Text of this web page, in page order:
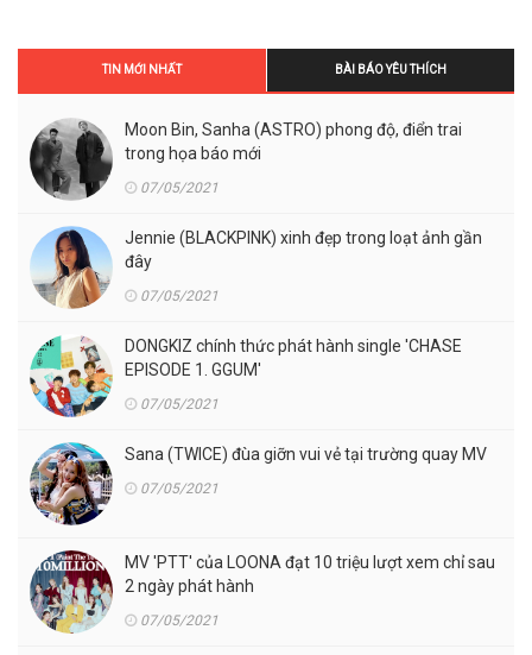
TIN MỚI NHẤT BÀI BÁO YÊU THÍCH
Moon Bin, Sanha (ASTRO) phong độ, điển trai
trong họa báo mới
07/05/2021
Jennie (BLACKPINK) xinh đẹp trong loạt ảnh gần
đây
07/05/2021
DONGKIZ chính thức phát hành single 'CHASE
EPISODE 1. GGUM'
07/05/2021
Sana (TWICE) đùa giỡn vui vẻ tại trường quay MV
07/05/2021
MV 'PTT' của LOONA đạt 10 triệu lượt xem chỉ sau
2 ngày phát hành
07/05/2021